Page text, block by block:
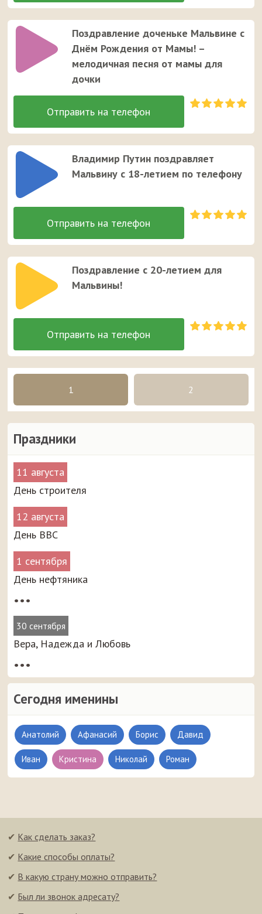
Праздники
11 августа
День строителя
12 августа
День ВВС
1 сентября
День нефтяника
•••
30 сентября
Вера, Надежда и Любовь
•••
Сегодня именины
Анатолий Афанасий Борис Давид
Иван Кристина Николай Роман
Поздравление доченьке Мальвине с
Днём Рождения от Мамы! –
мелодичная песня от мамы для
дочки
Владимир Путин поздравляет
Мальвину с 18-летием по телефону
Поздравление с 20-летием для
Мальвины!
1 2
✔ Как сделать заказ?
✔ Какие способы оплаты?
✔ В какую страну можно отправить?
✔ Был ли звонок адресату?